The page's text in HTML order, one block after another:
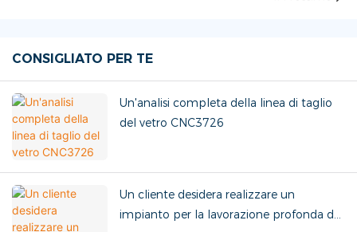
CONSIGLIATO PER TE
Un'analisi completa della linea di taglio
del vetro CNC3726
Un cliente desidera realizzare un
impianto per la lavorazione profonda del